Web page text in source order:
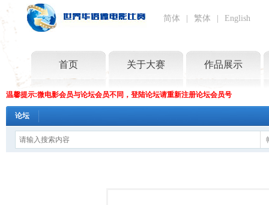
简体 繁体 English
首页 关于大赛 作品展示
温馨提示:微电影会员与论坛会员不同，登陆论坛请重新注册论坛会员号
论坛